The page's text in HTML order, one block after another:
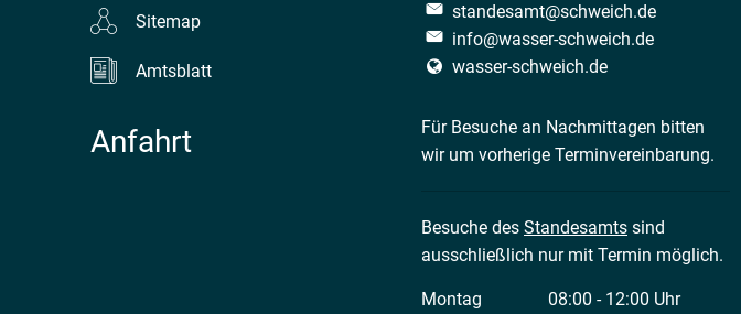
Sitemap
Amtsblatt
Anfahrt
standesamt@schweich.de
info@wasser-schweich.de
wasser-schweich.de
Für Besuche an Nachmittagen bitten
wir um vorherige Terminvereinbarung.
Besuche des Standesamts sind
ausschließlich nur mit Termin möglich.
Montag 08:00 - 12:00 Uhr